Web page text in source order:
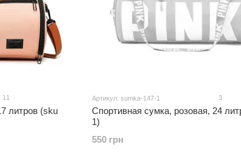
11
литров (sku
Артикул: sumka-147-1 3
Спортивная сумка, розовая, 24
1)
550 грн